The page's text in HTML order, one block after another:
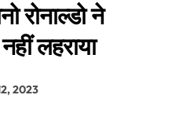
रोनाल्डो ने
लहराया
2023